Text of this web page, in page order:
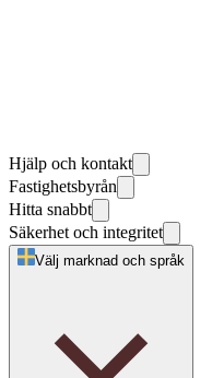
Hjälp och kontakt
Fastighetsbyrån
Hitta snabbt
Säkerhet och integritet
Välj marknad och språk